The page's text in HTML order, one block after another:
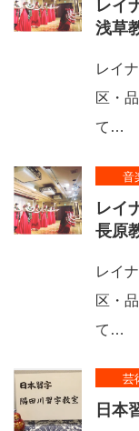
レイ
浅草
レイ
区・
て…
音
レイ
長原
レイ
区・
て…
芸
日本